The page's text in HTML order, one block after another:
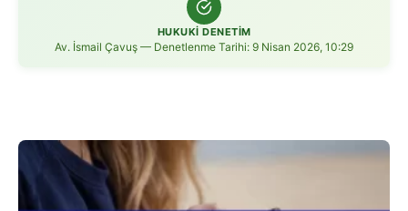
HUKUKİ DENETİM
Av. İsmail Çavuş — Denetlenme Tarihi: 9 Nisan 2026, 10:29